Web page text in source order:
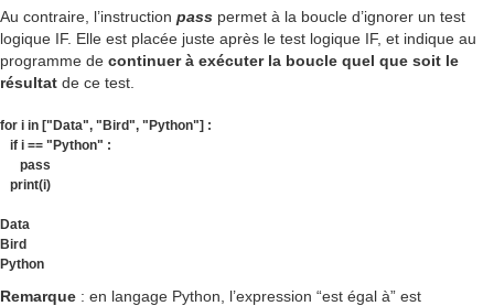
Au contraire, l’instruction pass permet à la boucle d’ignorer un test
logique IF. Elle est placée juste après le test logique IF, et indique au
programme de continuer à exécuter la boucle quel que soit le
résultat de ce test.
for i in ["Data", "Bird", "Python"] :
if i == "Python" :
pass
print(i)
Data
Bird
Python
Remarque : en langage Python, l’expression “est égal à” est